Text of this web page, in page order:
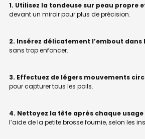
1. Utilisez la tondeuse sur peau propre
devant un miroir pour plus de précision.
2. Insérez délicatement l’embout dans
sans trop enfoncer.
3. Effectuez de légers mouvements
pour capturer tous les poils.
4. Nettoyez la tête après chaque usage
l’aide de la petite brosse fournie, selon les